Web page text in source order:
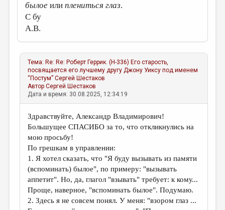
былое илиплениться глаз.
С бу
А.В.
Тема: Re: Re: Роберт Геррик. (Н-336) Его старость,
посвящается его лучшему другу Джону Уиксу под именем
“Постум” Сергей Шестаков
АвторСергей Шестаков
Дата и время: 30.08.2025, 12:34:19
Здравствуйте, Александр Владимирович!
Большущее СПАСИБО за то, что откликнулись на
мою просьбу!
По грешкам в управлении:
1. Я хотел сказать, что "Я буду вызывать из памяти
(вспоминать) былое", по примеру: "вызывать
аппетит". Но, да, глагол "взывать" требует: к кому...
Проще, наверное, "вспоминать былое". Подумаю.
2. Здесь я не совсем понял. У меня: "взором глаз ...